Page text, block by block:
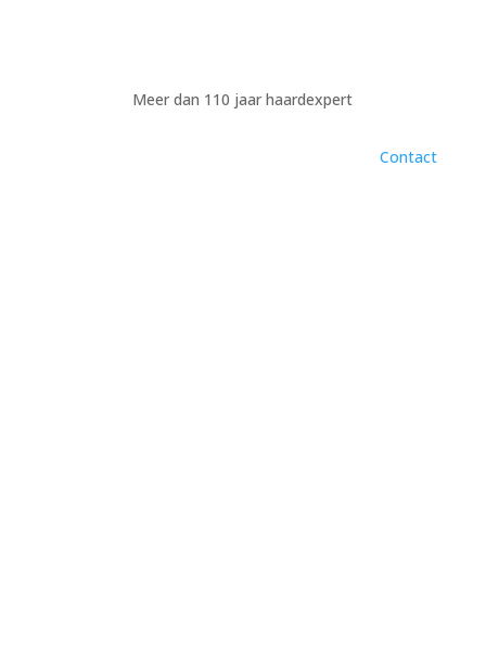
Meer dan 110 jaar haardexpert
Contact